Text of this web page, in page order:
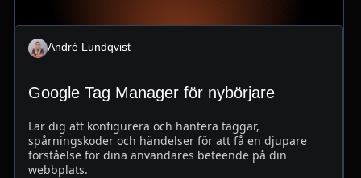
André Lundqvist
Google Tag Manager för nybörjare
Lär dig att konfigurera och hantera taggar,
spårningskoder och händelser för att få en djupare
förståelse för dina användares beteende på din
webbplats.